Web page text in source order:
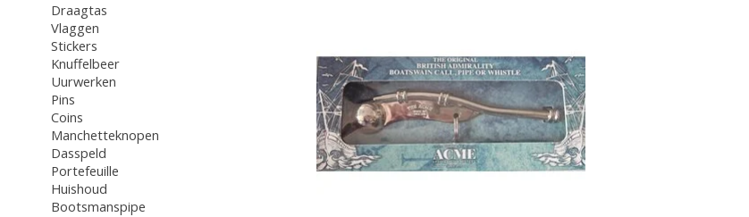
Draagtas
Vlaggen
Stickers
Knuffelbeer
Uurwerken
Pins
Coins
Manchetteknopen
Dasspeld
Portefeuille
Huishoud
Bootsmanspipe